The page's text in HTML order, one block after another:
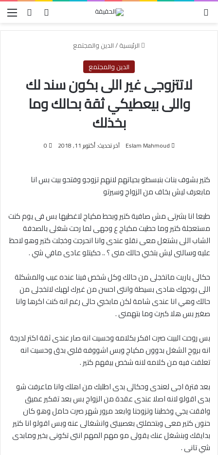
بحث عنتسجيل
الرئيسية/الدين والمجتمع
الدين والمجتمع
لاتتزوجى غير اللى بكون سند لك
واللى بيعطيكي ثقة بحالك وما
بخذلك
Eslam Mahmoud آخر تحديث: أكتوبر 11, 2018 0
كتير بشوف بنات بنبسطو بحياتهم لانهم تزوجو وفتحو بيت بس انا
مابعرف ليش بخاف من الزواج وسيرتو
طبعا انا بشرتى مش صافية كتير وبحط مكياج لاغطيها بس فى يوم كنت
مستعجلة كتير وما حطيت مكياج ع وجهى لما رحت شغلى بالصدفة
الشاب اللى بشتغل معى نقلو عندى وانا انحرجت وخجلت كتير وهو لاحظ
عليه وسالنى ليش بتخبي حالك منى ؟ .. حكيتلو عادى مافي شي .
حكالى ياريت ماتخجلى من حالك وكل شخص فينا عنده عيب والمشكلة
اللى بوجهك هادى بسيطة وانتى احسن من غيرك لهيك لاتخجلى من
حالك وهي انا عندى شامة لكن مابخبي حالى رغم انه كنت اكرها وانا
صغير بس هلا كبرت وما بتهمنى .
بس روحت البيت صرت افكر بكلامه وحسيت انه صار عندى ثقة اكتر لدرجة
انه بروح الشغل بدوون مكياج وبس اشووفه قلبي بدق وحسيت انه
تعلقت فيه من كلامه لانه شخص بيفهم كتير .
بعد فترة اجى لعندى وحكالى بدى اطلبك من اهلك وانا ماعرفت شو
بدى اقولو لانه اصلا عندى عقدة من الزواج بس بعد تفكير عميق
وافقت يجي وخطبنا وتزوجنا وابعد مرور شهر صرت حامل وهو كان
حنون كتير معى وبتحملنى بعصبيتى وانشغالى عنه وبس اقولو انا كتير
بدايقك وبنشغل عنك يقولى مو مهم المهم انتى تكونى بخير ومابدى
شي تانى .